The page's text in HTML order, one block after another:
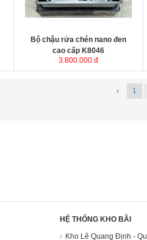
Bộ chậu rửa chén nano đen
cao cấp K8046
3.800.000 đ
‹ 1
HỆ THỐNG KHO BÃI
Kho Lê Quang Định -